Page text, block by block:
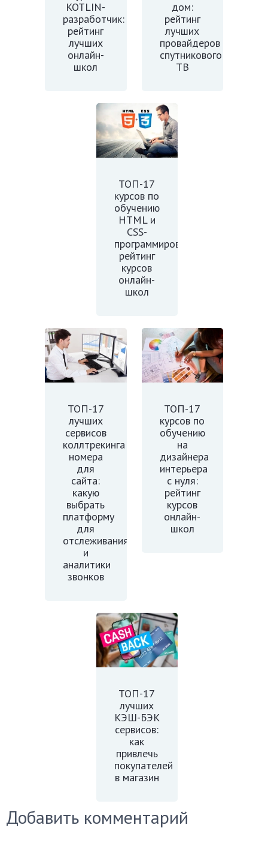
KOTLIN-
разработчик:
рейтинг
лучших
онлайн-
школ
дом:
рейтинг
лучших
провайдеров
спутникового
ТВ
ТОП-17
курсов по
обучению
HTML и
CSS-
программированию:
рейтинг
курсов
онлайн-
школ
ТОП-17
лучших
сервисов
коллтрекинга
номера
для
сайта:
какую
выбрать
платформу
для
отслеживания
и
аналитики
звонков
ТОП-17
курсов по
обучению
на
дизайнера
интерьера
с нуля:
рейтинг
курсов
онлайн-
школ
ТОП-17
лучших
КЭШ-БЭК
сервисов:
как
привлечь
покупателей
в магазин
Добавить комментарий